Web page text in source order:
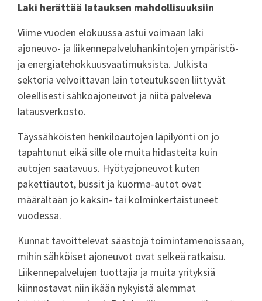
Laki herättää latauksen mahdollisuuksiin
Viime vuoden elokuussa astui voimaan laki
ajoneuvo- ja liikennepalveluhankintojen ympäristö-
ja energiatehokkuusvaatimuksista. Julkista
sektoria velvoittavan lain toteutukseen liittyvät
oleellisesti sähköajoneuvot ja niitä palveleva
latausverkosto.
Täyssähköisten henkilöautojen läpilyönti on jo
tapahtunut eikä sille ole muita hidasteita kuin
autojen saatavuus. Hyötyajoneuvot kuten
pakettiautot, bussit ja kuorma-autot ovat
määrältään jo kaksin- tai kolminkertaistuneet
vuodessa.
Kunnat tavoittelevat säästöjä toimintamenoissaan,
mihin sähköiset ajoneuvot ovat selkeä ratkaisu.
Liikennepalvelujen tuottajia ja muita yrityksiä
kiinnostavat niin ikään nykyistä alemmat